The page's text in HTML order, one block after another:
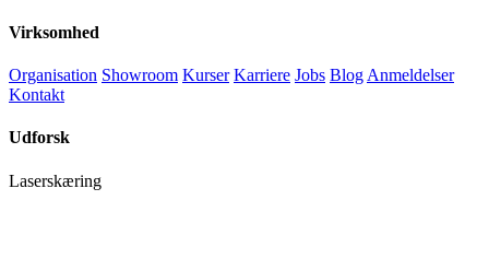
Virksomhed
Organisation Showroom Kurser Karriere Jobs Blog Anmeldelser
Kontakt
Udforsk
Laserskæring